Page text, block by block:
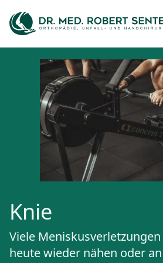
Knie
Viele
heute wieder nähen oder